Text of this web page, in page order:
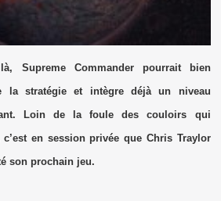
Supreme Commander pourrait bien
la stratégie et intègre déjà un niveau
Loin de la foule des couloirs qui
en session privée que Chris Traylor
son prochain jeu.